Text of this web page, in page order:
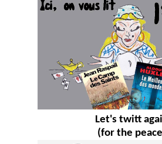
Let's twitt
(for the